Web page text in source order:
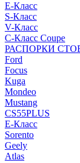
E-Класс
S-Класс
V-Класс
C-Класс Coupe
РАСПОРКИ
Ford
Focus
Kuga
Mondeo
Mustang
CS55PLUS
E-Класс
Sorento
Geely
Atlas